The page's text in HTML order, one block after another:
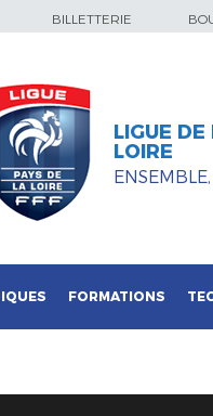
BILLETTERIE
LIGUE
LOIRE
FORMATIONS